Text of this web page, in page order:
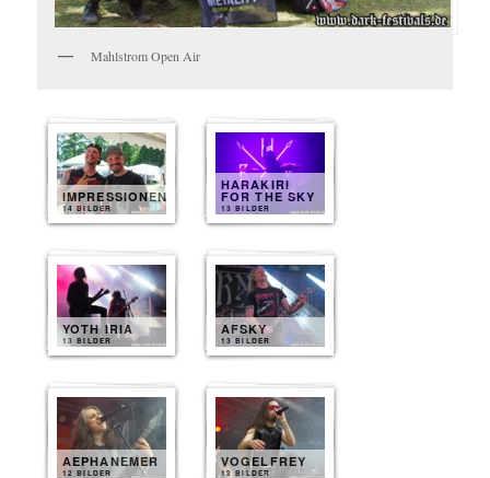
Mahlstrom Open Air
IMPRESSIONEN
14 BILDER
HARAKIRI
FOR THE SKY
13 BILDER
YOTH IRIA
13 BILDER
AFSKY
13 BILDER
AEPHANEMER
12 BILDER
VOGELFREY
12 BILDER